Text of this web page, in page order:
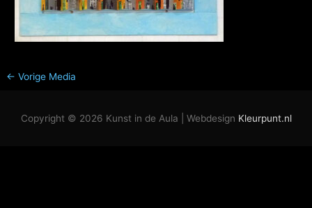
← Vorige Media
Copyright © 2026 Kunst in de Aula | Webdesign Kleurpunt.nl